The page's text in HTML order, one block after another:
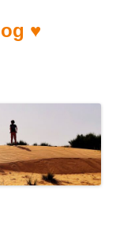
♥